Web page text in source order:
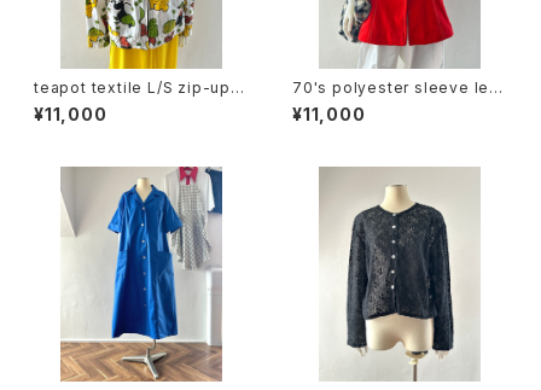
teapot textile L/S zip-up h
oodie
¥11,000
70's polyester sleeve les
s tops
¥11,000